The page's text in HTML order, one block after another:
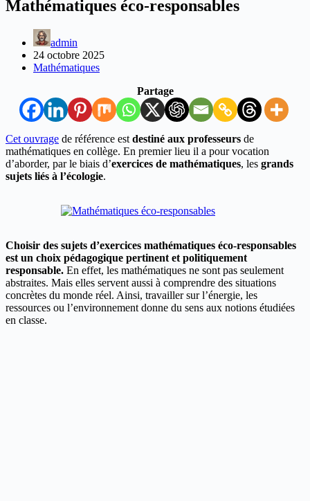
Mathématiques éco-responsables
admin
24 octobre 2025
Mathématiques
Partage
Cet ouvrage de référence est destiné aux professeurs de
mathématiques en collège. En premier lieu il a pour vocation
d’aborder, par le biais d’exercices de mathématiques, les grands
sujets liés à l’écologie.
Choisir des sujets d’exercices mathématiques éco-responsables
est un choix pédagogique pertinent et politiquement
responsable. En effet, les mathématiques ne sont pas seulement
abstraites. Mais elles servent aussi à comprendre des situations
concrètes du monde réel. Ainsi, travailler sur l’énergie, les
ressources ou l’environnement donne du sens aux notions étudiées
en classe.